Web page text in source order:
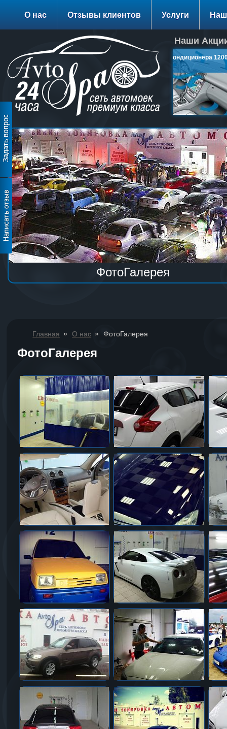
О нас Отзывы клиентов Услуги
Наши
Заправка Кондиционера 1200
руб.
ФотоГалерея
Главная » О нас » ФотоГалерея
ФотоГалерея